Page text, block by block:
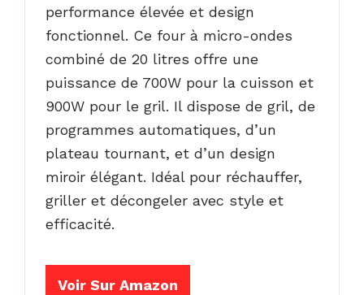
performance élevée et design
fonctionnel. Ce four à micro-ondes
combiné de 20 litres offre une
puissance de 700W pour la cuisson et
900W pour le gril. Il dispose de gril, de
programmes automatiques, d’un
plateau tournant, et d’un design
miroir élégant. Idéal pour réchauffer,
griller et décongeler avec style et
efficacité.
Voir Sur Amazon